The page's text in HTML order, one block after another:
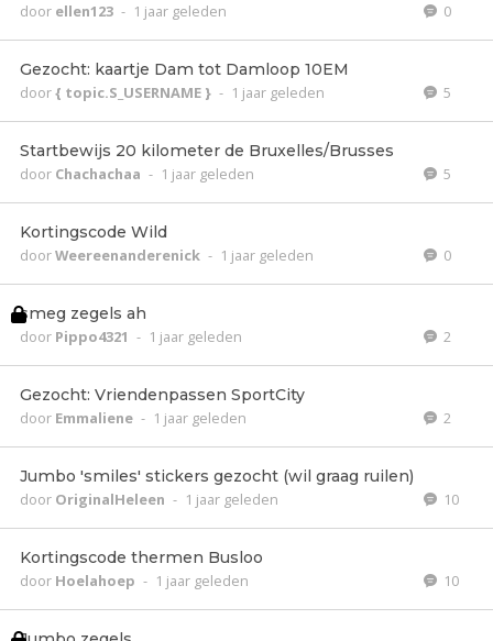
door ellen123 - 1 jaar geleden 0
Gezocht: kaartje Dam tot Damloop 10EM
door{ topic.S_USERNAME } - 1 jaar geleden 5
Startbewijs 20 kilometer de Bruxelles/Brusses
door Chachachaa - 1 jaar geleden 5
Kortingscode Wild
doorWeereenanderenick - 1 jaar geleden 0
smeg zegels ah
door Pippo4321 - 1 jaar geleden 2
Gezocht: Vriendenpassen SportCity
door Emmaliene - 1 jaar geleden 2
Jumbo 'smiles' stickers gezocht (wil graag ruilen)
door OriginalHeleen - 1 jaar geleden 10
Kortingscode thermen Busloo
door Hoelahoep - 1 jaar geleden 10